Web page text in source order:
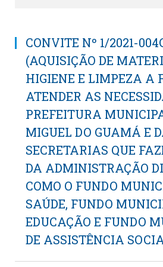
CONVITE Nº 1/2021-
(AQUISIÇÃO DE
HIGIENE E LIMPEZA A
ATENDER AS
PREFEITURA
MIGUEL DO GUAMÁ E
SECRETARIAS QUE
DA ADMINISTRAÇÃO
COMO O FUNDO
SAÚDE, FUNDO
EDUCAÇÃO E FUNDO
DE ASSISTÊNCIA